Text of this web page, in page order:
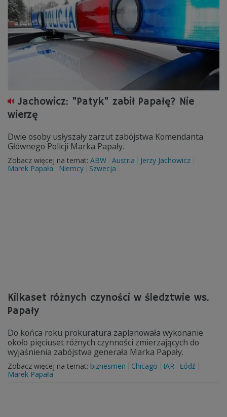
Jachowicz: "Patyk" zabił Papałę? Nie
wierzę
Dwie osoby usłyszały zarzut zabójstwa Komendanta
Głównego Policji Marka Papały.
Zobacz więcej na temat: ABW Austria
Jerzy Jachowicz
Marek Papała
Niemcy Szwecja
Kilkaset różnych czyności w śledztwie ws.
Papały
Do końca roku prokuratura zaplanowała wykonanie
około pięciuset różnych czynności zmierzających do
wyjaśnienia zabójstwa generała Marka Papały.
Zobacz więcej na temat: biznesmen Chicago IAR Łódź
Marek Papała